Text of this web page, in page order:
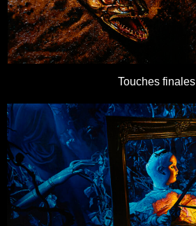
Touches finales